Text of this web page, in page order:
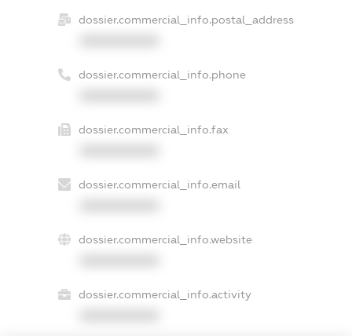
dossier.commercial_info.postal_address
dossier.commercial_info.phone
dossier.commercial_info.fax
dossier.commercial_info.email
dossier.commercial_info.website
dossier.commercial_info.activity